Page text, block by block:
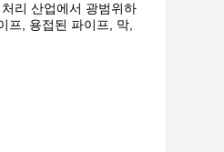
리 산업에서 광범위하
프, 용접된 파이프, 막,